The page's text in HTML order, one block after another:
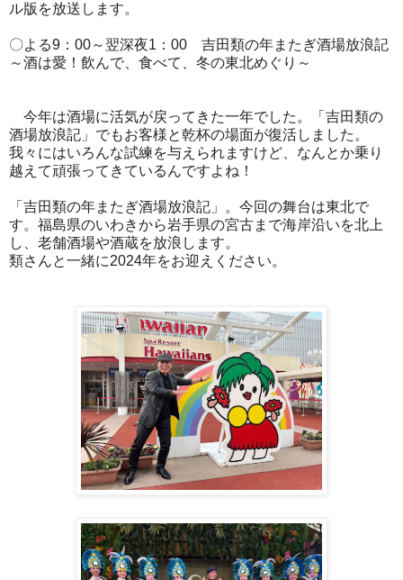
ル版を放送します。
〇よる9：00～翌深夜1：00 吉田類の年またぎ酒場放浪記
～酒は愛！飲んで、食べて、冬の東北めぐり～
今年は酒場に活気が戻ってきた一年でした。「吉田類の
酒場放浪記」でもお客様と乾杯の場面が復活しました。
我々にはいろんな試練を与えられますけど、なんとか乗り
越えて頑張ってきているんですよね！
「吉田類の年またぎ酒場放浪記」。今回の舞台は東北で
す。福島県のいわきから岩手県の宮古まで海岸沿いを北上
し、老舗酒場や酒蔵を放浪します。
類さんと一緒に2024年をお迎えください。